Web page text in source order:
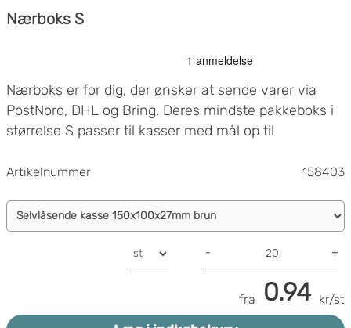
Nærboks S
Nærboks er for dig, der ønsker at sende varer via
PostNord, DHL og Bring. Deres mindste pakkeboks i
størrelse S passer til kasser med mål op til
sende mindre varer!
Artikelnummer 158403
- +
fra 0.94 kr/st